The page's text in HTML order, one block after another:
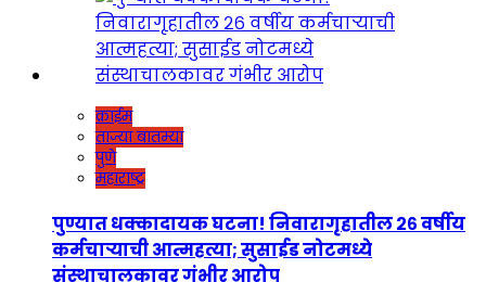
क्राईम
ताज्या बातम्या
पुणे
महाराष्ट्र
पुण्यात धक्कादायक घटना! निवारागृहातील २६ वर्षीय
कर्मचाऱ्याची आत्महत्या; सुसाईड नोटमध्ये
संस्थाचालकावर गंभीर आरोप